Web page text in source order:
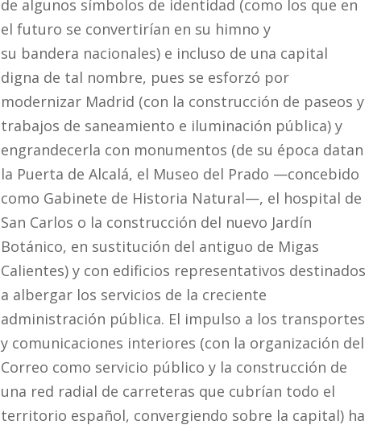
de algunos símbolos de identidad (como los que en
el futuro se convertirían en su himno y
su bandera nacionales) e incluso de una capital
digna de tal nombre, pues se esforzó por
modernizar Madrid (con la construcción de paseos y
trabajos de saneamiento e iluminación pública) y
engrandecerla con monumentos (de su época datan
la Puerta de Alcalá, el Museo del Prado —concebido
como Gabinete de Historia Natural—, el hospital de
San Carlos o la construcción del nuevo Jardín
Botánico, en sustitución del antiguo de Migas
Calientes) y con edificios representativos destinados
a albergar los servicios de la creciente
administración pública. El impulso a los transportes
y comunicaciones interiores (con la organización del
Correo como servicio público y la construcción de
una red radial de carreteras que cubrían todo el
territorio español, convergiendo sobre la capital) ha